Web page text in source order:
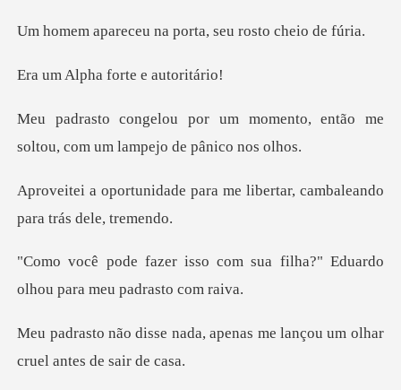
na porta, seu rost
a forte e a
omento, então me
soltou, com u
ara me libertar, cambaleand
om sua filha?" Eduardo
olhou
apenas me lançou um olhar
c